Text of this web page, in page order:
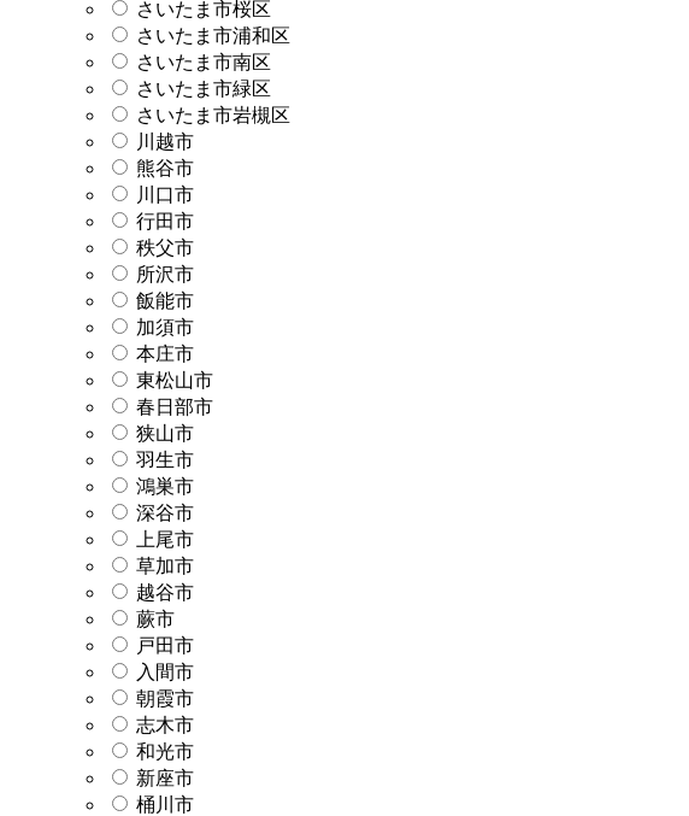
さいたま市桜区
さいたま市浦和区
さいたま市南区
さいたま市緑区
さいたま市岩槻区
川越市
熊谷市
川口市
行田市
秩父市
所沢市
飯能市
加須市
本庄市
東松山市
春日部市
狭山市
羽生市
鴻巣市
深谷市
上尾市
草加市
越谷市
蕨市
戸田市
入間市
朝霞市
志木市
和光市
新座市
桶川市